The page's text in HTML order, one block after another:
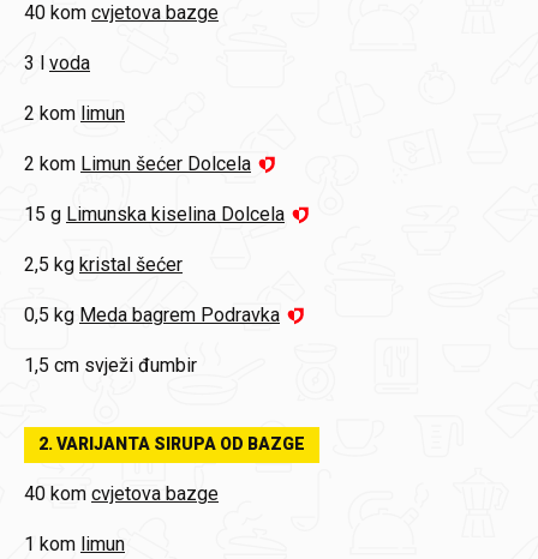
40 kom cvjetova bazge
3 l voda
2 kom limun
2 kom Limun šećer Dolcela
15 g Limunska kiselina Dolcela
2,5 kg kristal šećer
0,5 kg Meda bagrem Podravka
1,5 cm svježi đumbir
2. VARIJANTA SIRUPA OD BAZGE
40 kom cvjetova bazge
1 kom limun